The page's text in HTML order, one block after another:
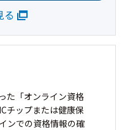
る
た「オンライン資格
チップまたは健康保
ンでの資格情報の確